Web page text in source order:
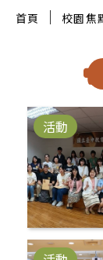
首頁 ｜ 校園焦
活動